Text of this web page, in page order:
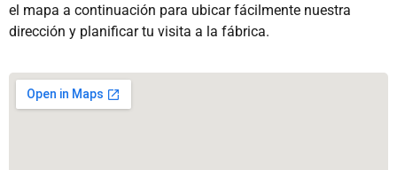
el mapa a continuación para ubicar fácilmente nuestra
dirección y planificar tu visita a la fábrica.